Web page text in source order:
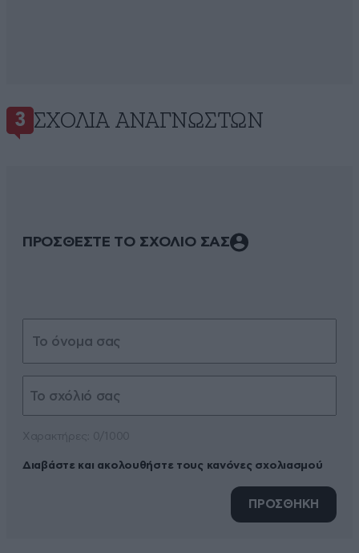
3 ΣΧΌΛΙΑ ΑΝΑΓΝΩΣΤΏΝ
ΠΡΟΣΘΕΣΤΕ ΤΟ ΣΧΟΛΙΟ ΣΑΣ
Διαβάστε και ακολουθήστε τους κανόνες σχολιασμού
ΠΡΟΣΘΗΚΗ